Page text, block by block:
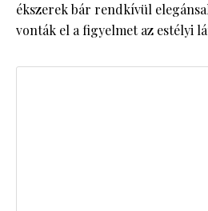
ékszerek bár rendkívül
vonták el a figyelmet az estélyi